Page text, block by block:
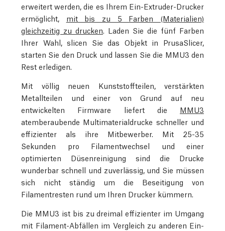
erweitert werden, die es Ihrem Ein-Extruder-Drucker
ermöglicht, mit bis zu 5 Farben (Materialien)
gleichzeitig zu drucken . Laden Sie die fünf Farben
Ihrer Wahl, slicen Sie das Objekt in PrusaSlicer,
starten Sie den Druck und lassen Sie die MMU3 den
Rest erledigen.
Mit völlig neuen Kunststoffteilen, verstärkten
Metallteilen und einer von Grund auf neu
entwickelten Firmware liefert die MMU3
atemberaubende Multimaterialdrucke schneller und
effizienter als ihre Mitbewerber. Mit 25-35
Sekunden pro Filamentwechsel und einer
optimierten Düsenreinigung sind die Drucke
wunderbar schnell und zuverlässig, und Sie müssen
sich nicht ständig um die Beseitigung von
Filamentresten rund um Ihren Drucker kümmern.
Die MMU3 ist bis zu dreimal effizienter im Umgang
mit Filament-Abfällen im Vergleich zu anderen Ein-